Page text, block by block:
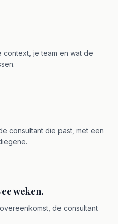
context, je team en wat de
consultant die past, met een
weken.
de consultant